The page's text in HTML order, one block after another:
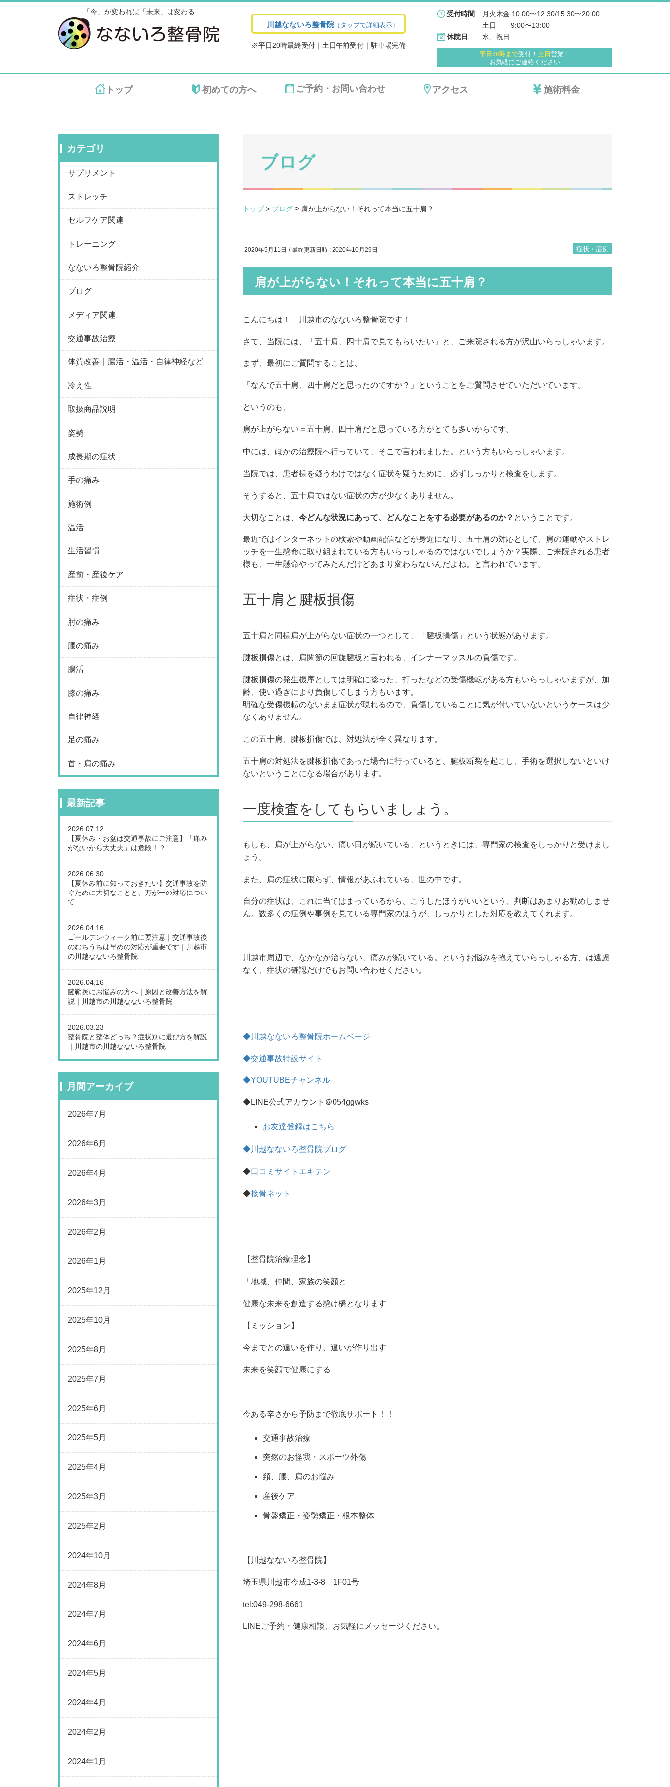
「今」が変われば「未来」は変わる
川越なないろ整骨院（タップで詳細表示）
※平日20時最終受付｜土日午前受付｜駐車場完備
受付時間
月火木金 10:00〜12:30/15:30〜20:00
土日 　   9:00〜13:00
休院日 水、祝日
平日20時まで受付！ 土日 営業！
お気軽にご連絡ください
トップ 初めての方へ ご予約・お問い合わせ アクセス 施術料金
ブログ
トップ> ブログ > 肩が上がらない！それって本当に五十肩？
2020年5月11日 / 最終更新日時 : 2020年10月29日 症状・症例
肩が上がらない！それって本当に五十肩？
こんにちは！ 川越市のなないろ整骨院です！
さて、当院には、「五十肩、四十肩で見てもらいたい」と、ご来院される方が沢山いらっしゃいます。
まず、最初にご質問することは、
「なんで五十肩、四十肩だと思ったのですか？」ということをご質問させていただいています。
というのも、
肩が上がらない＝五十肩、四十肩だと思っている方がとても多いからです。
中には、ほかの治療院へ行っていて、そこで言われました。という方もいらっしゃいます。
当院では、患者様を疑うわけではなく症状を疑うために、必ずしっかりと検査をします。
そうすると、五十肩ではない症状の方が少なくありません。
大切なことは、 今どんな状況にあって、どんなことをする必要があるのか？ ということです。
最近ではインターネットの検索や動画配信などが身近になり、五十肩の対応として、肩の運動やストレ
ッチを一生懸命に取り組まれている方もいらっしゃるのではないでしょうか？実際、ご来院される患者
様も、一生懸命やってみたんだけどあまり変わらないんだよね。と言われています。
五十肩と腱板損傷
五十肩と同様肩が上がらない症状の一つとして、「腱板損傷」という状態があります。
腱板損傷とは、肩関節の回旋腱板と言われる、インナーマッスルの負傷です。
腱板損傷の発生機序としては明確に捻った、打ったなどの受傷機転がある方もいらっしゃいますが、加
齢、使い過ぎにより負傷してしまう方もいます。
明確な受傷機転のないまま症状が現れるので、負傷していることに気が付いていないというケースは少
なくありません。
この五十肩、腱板損傷では、対処法が全く異なります。
五十肩の対処法を腱板損傷であった場合に行っていると、腱板断裂を起こし、手術を選択しないといけ
ないということになる場合があります。
一度検査をしてもらいましょう。
もしも、肩が上がらない、痛い日が続いている、というときには、専門家の検査をしっかりと受けまし
ょう。
また、肩の症状に限らず、情報があふれている、世の中です。
自分の症状は、これに当てはまっているから、こうしたほうがいいという、判断はあまりお勧めしませ
ん。数多くの症例や事例を見ている専門家のほうが、しっかりとした対応を教えてくれます。
川越市周辺で、なかなか治らない、痛みが続いている。というお悩みを抱えていらっしゃる方、は遠慮
なく、症状の確認だけでもお問い合わせください。
◆川越なないろ整骨院ホームページ
◆交通事故特設サイト
◆YOUTUBEチャンネル
◆LINE公式アカウント＠054ggwks
お友達登録はこちら
◆川越なないろ整骨院ブログ
◆口コミサイトエキテン
◆接骨ネット
【整骨院治療理念】
「地域、仲間、家族の笑顔と
健康な未来を創造する懸け橋となります
【ミッション】
今までとの違いを作り、違いが作り出す
未来を笑顔で健康にする
今ある辛さから予防まで徹底サポート！！
交通事故治療
突然のお怪我・スポーツ外傷
頚、腰、肩のお悩み
産後ケア
骨盤矯正・姿勢矯正・根本整体
【川越なないろ整骨院】
埼玉県川越市今成1-3-8 1F01号
tel:049-298-6661
LINEご予約・健康相談、お気軽にメッセージください。
カテゴリ
サプリメント
ストレッチ
セルフケア関連
トレーニング
なないろ整骨院紹介
ブログ
メディア関連
交通事故治療
体質改善｜腸活・温活・自律神経など
冷え性
取扱商品説明
姿勢
成長期の症状
手の痛み
施術例
温活
生活習慣
産前・産後ケア
症状・症例
肘の痛み
腰の痛み
腸活
膝の痛み
自律神経
足の痛み
首・肩の痛み
最新記事
2026.07.12
【夏休み・お盆は交通事故にご注意】「痛み
がないから大丈夫」は危険！？
2026.06.30
【夏休み前に知っておきたい】交通事故を防
ぐために大切なことと、万が一の対応につい
て
2026.04.16
ゴールデンウィーク前に要注意｜交通事故後
のむちうちは早めの対応が重要です｜川越市
の川越なないろ整骨院
2026.04.16
腱鞘炎にお悩みの方へ｜原因と改善方法を解
説｜川越市の川越なないろ整骨院
2026.03.23
整骨院と整体どっち？症状別に選び方を解説
｜川越市の川越なないろ整骨院
月間アーカイブ
2026年7月
2026年6月
2026年4月
2026年3月
2026年2月
2026年1月
2025年12月
2025年10月
2025年8月
2025年7月
2025年6月
2025年5月
2025年4月
2025年3月
2025年2月
2024年10月
2024年8月
2024年7月
2024年6月
2024年5月
2024年4月
2024年2月
2024年1月